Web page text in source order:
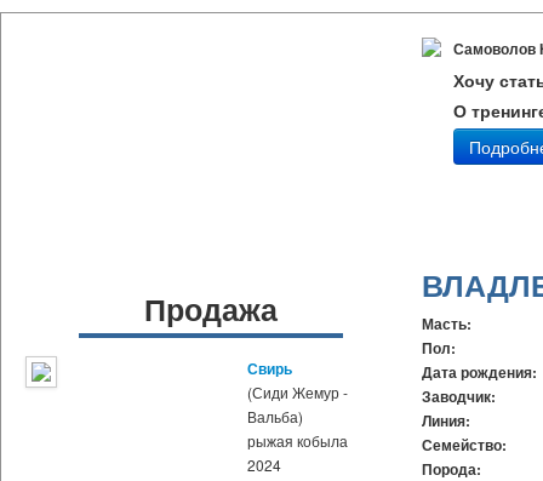
Самоволов
Хочу
О
Продажа
Свирь
(Сиди Жемур -
Вальба)
рыжая кобыла
2024
Масть:
Пол:
Дата рождения:
Заводчик:
Линия:
Семейство:
Порода: